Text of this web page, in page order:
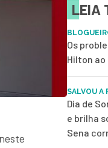
LEIA
Os
Hilton ao
SALVOU A
Dia de
e brilha
Sena